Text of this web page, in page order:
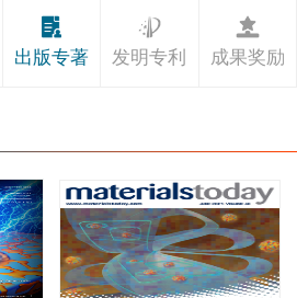
出版专著 发明专利 成果奖励